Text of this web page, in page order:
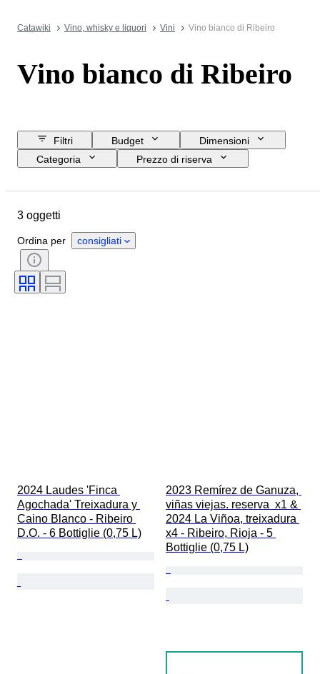
Catawiki Vino, whisky e liquori Vini Vino bianco di Ribeiro
Vino bianco di Ribeiro
Filtri Budget
Dimensioni
Categoria
Prezzo di riserva
Condizioni
Regione vinicola
Livello di riempimento del vino
3 oggetti
Ordina per consigliati
2024 Laudes 'Finca
Agochada' Treixadura y
Caino Blanco - Ribeiro
D.O. - 6 Bottiglie (0,75 L)
2023 Remírez de Ganuza,
viñas viejas. reserva  x1 &
2024 La Viñoa, treixadura
x4 - Ribeiro, Rioja - 5
Bottiglie (0,75 L)